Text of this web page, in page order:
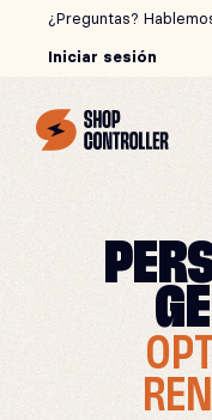
contenido
¿Preguntas?
Iniciar sesión